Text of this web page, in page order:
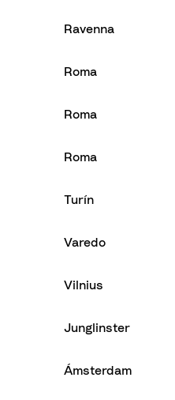
Ravenna
Roma
Roma
Roma
Turín
Varedo
Vilnius
Junglinster
Ámsterdam